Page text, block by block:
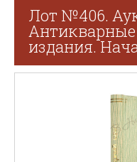
Лот №406.
Антикварные
издания.